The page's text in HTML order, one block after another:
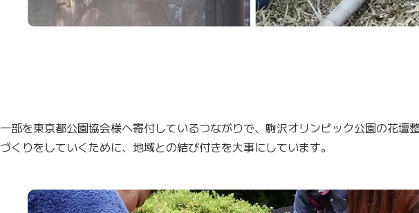
部を東京都公園協会様へ寄付しているつながりで、駒沢オリンピック公園の花壇
くりをしていくために、地域との結び付きを大事にしています。